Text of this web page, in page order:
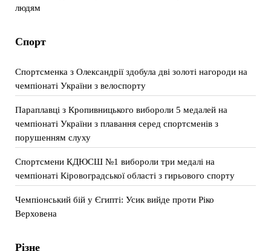
людям
Спорт
Спортсменка з Олександрії здобула дві золоті нагороди на
чемпіонаті України з велоспорту
Параплавці з Кропивницького вибороли 5 медалей на
чемпіонаті України з плавання серед спортсменів з
порушенням слуху
Спортсмени КДЮСШ №1 вибороли три медалі на
чемпіонаті Кіровоградської області з гирьового спорту
Чемпіонський бій у Єгипті: Усик вийде проти Ріко
Верховена
Різне